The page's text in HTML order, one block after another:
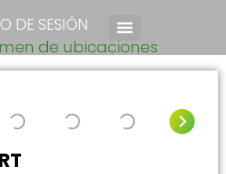
DE SESIÓN
de ubicaciones